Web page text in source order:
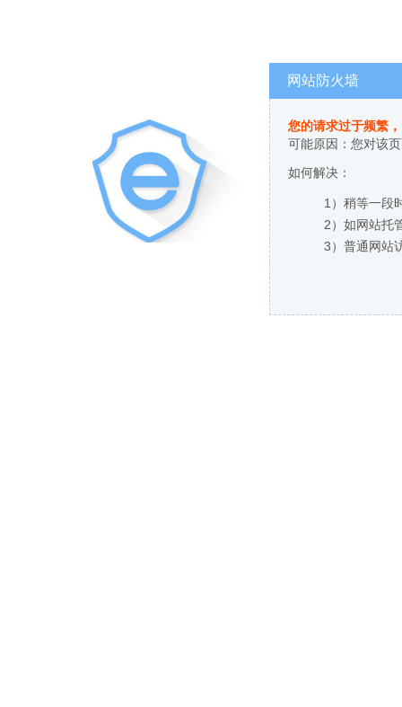
网站防火墙
您的请求过于频繁
可能原因：您对该
如何解决：
1）稍等一段
2）如网站托
3）普通网站